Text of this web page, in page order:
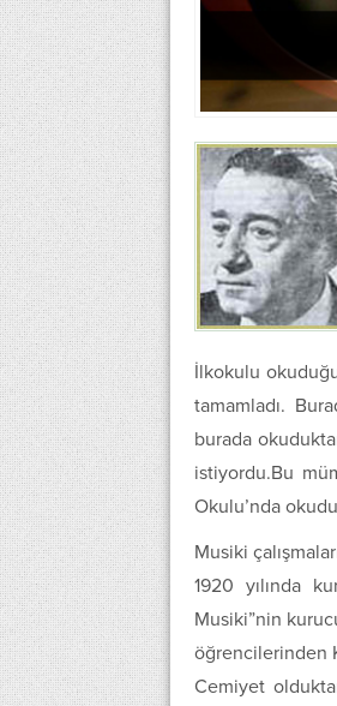
İlkokulu
tamamladı.
burada
istiyordu.Bu
Okulu’nda
Musiki
1920 yılında
Musiki”nin
öğrencilerinden
Cemiyet